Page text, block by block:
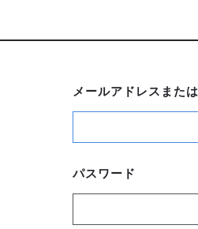
メールアドレスまた
パスワード